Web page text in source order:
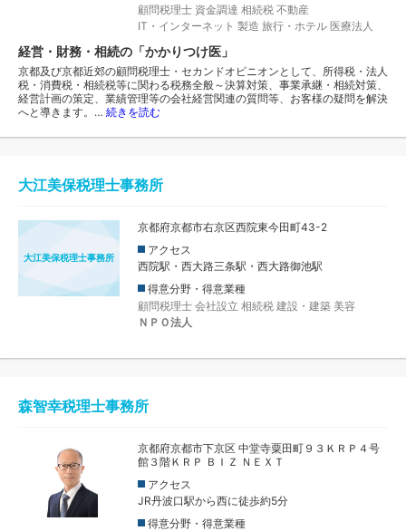
顧問税理士 資金調達 相続税 不動産
IT・インターネット 製造 旅行・ホテル 医療法人
経営・財務・相続の「かかりつけ医」
京都及び京都近郊の顧問税理士・セカンドオピニオンとして、所得税・法人
税・消費税・相続税等に関わる税務全般～決算対策、事業承継・相続対策、
経営計画の策定、業績管理等の会社経営関連の質問等、お客様の疑問を解決
へと導きます。… 続きを読む
大江美保税理士事務所
大江美保税理士事務所
京都府京都市右京区西院東今田町43-2
アクセス
西院駅・西大路三条駅・西大路御池駅
得意分野・得意業種
顧問税理士 会社設立 相続税 建設・建築 美容
ＮＰＯ法人
森智幸税理士事務所
京都府京都市下京区 中堂寺粟田町９３ＫＲＰ４号
館３階ＫＲＰ ＢＩＺ ＮＥＸＴ
アクセス
JR丹波口駅から西に徒歩約5分
得意分野・得意業種